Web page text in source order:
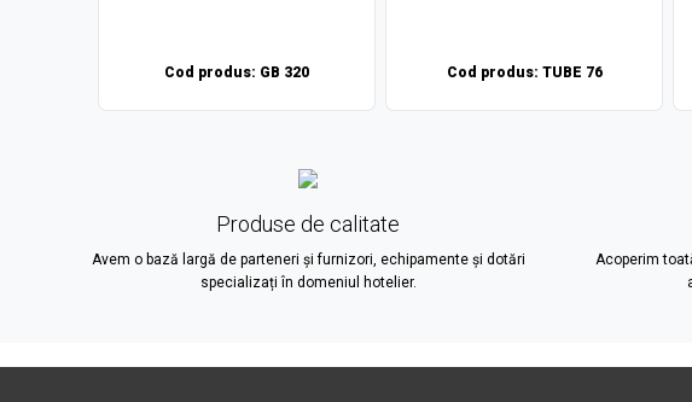
Cod produs: GB 320 Cod produs: TUBE 76
Produse de calitate
Avem o bază largă de parteneri și furnizori, echipamente și dotări
specializați în domeniul hotelier.
Acoperim